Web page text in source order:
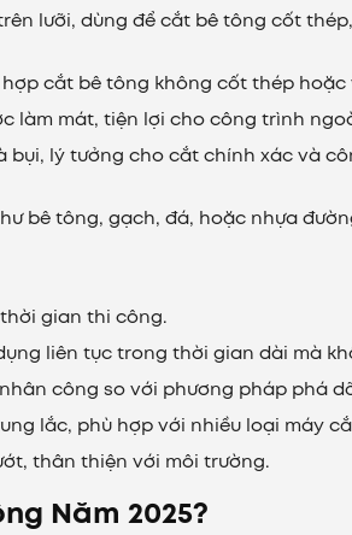
lưỡi, dùng để cắt bê tông cốt
cắt bê tông không cốt thép hoặc
làm mát, tiện lợi cho công trình
bụi, lý tưởng cho cắt chính xác và
bê tông, gạch, đá, hoặc nhựa
gian thi công.
liên tục trong thời gian dài mà
công so với phương pháp phá
lắc, phù hợp với nhiều loại máy
thân thiện với môi trường.
Năm 2025?